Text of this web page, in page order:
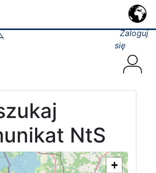
Zaloguj
się
NtS
+